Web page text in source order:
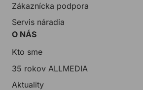
Zákaznícka podpora
Servis náradia
O NÁS
Kto sme
35 rokov ALLMEDIA
Aktuality